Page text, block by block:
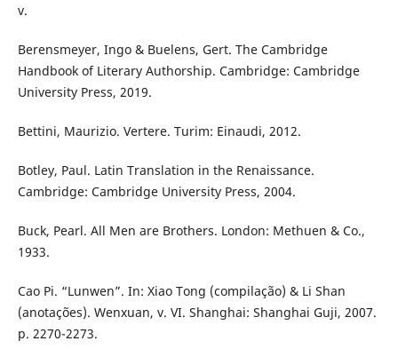
v.
Berensmeyer, Ingo & Buelens, Gert. The Cambridge
Handbook of Literary Authorship. Cambridge: Cambridge
University Press, 2019.
Bettini, Maurizio. Vertere. Turim: Einaudi, 2012.
Botley, Paul. Latin Translation in the Renaissance.
Cambridge: Cambridge University Press, 2004.
Buck, Pearl. All Men are Brothers. London: Methuen & Co.,
1933.
Cao Pi. “Lunwen”. In: Xiao Tong (compilação) & Li Shan
(anotações). Wenxuan, v. VI. Shanghai: Shanghai Guji, 2007.
p. 2270-2273.